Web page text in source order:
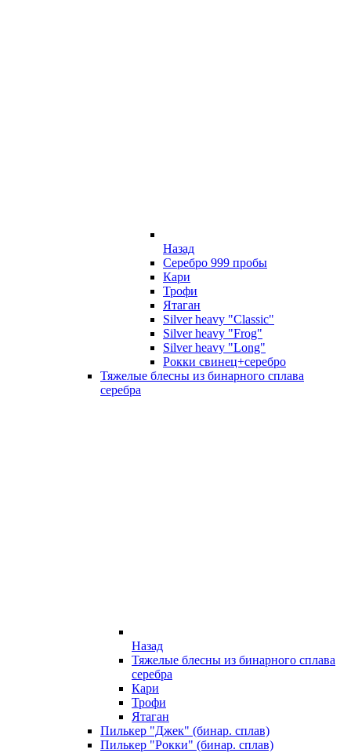
Назад
Серебро 999 пробы
Кари
Трофи
Ятаган
Silver heavy "Classic"
Silver heavy "Frog"
Silver heavy "Long"
Рокки свинец+серебро
Тяжелые блесны из бинарного сплава
серебра
Назад
Тяжелые блесны из бинарного сплава
серебра
Кари
Трофи
Ятаган
Пилькер "Джек" (бинар. сплав)
Пилькер "Рокки" (бинар. сплав)